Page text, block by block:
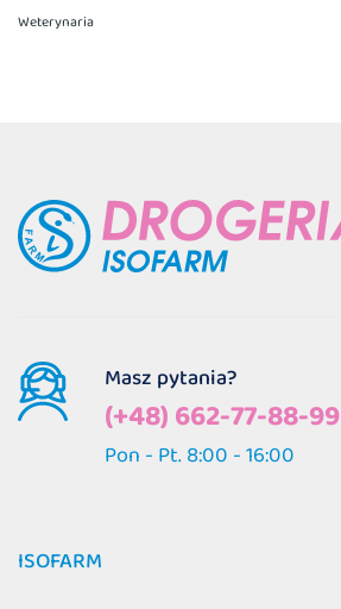
Weterynaria
Masz pytania?
(+48) 662-77-88-99
Pon - Pt. 8:00 - 16:00
ISOFARM